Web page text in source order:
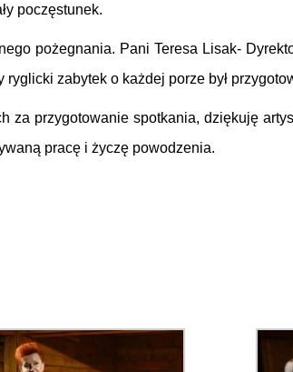
poczęstunek.
pożegnania. Pani Teresa Lisak-
ryglicki zabytek o każdej porze był
za przygotowanie spotkania, dziękuję
pracę i życzę powodzenia.